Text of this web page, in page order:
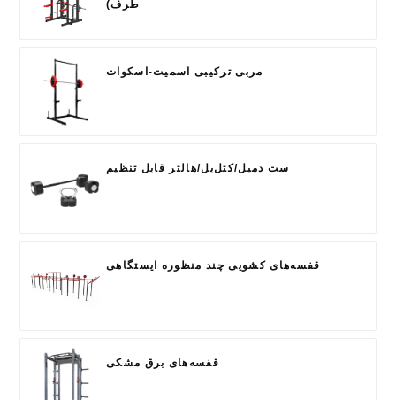
طرف)
مربی ترکیبی اسمیت-اسکوات
ست دمبل/کتل‌بل/هالتر قابل تنظیم
قفسه‌های کشویی چند منظوره ایستگاهی
قفسه‌های برق مشکی